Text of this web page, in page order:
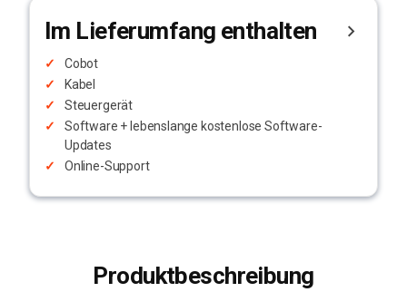
Im Lieferumfang enthalten
Cobot
Kabel
Steuergerät
Software + lebenslange kostenlose Software-
Updates
Online-Support
Produktbeschreibung